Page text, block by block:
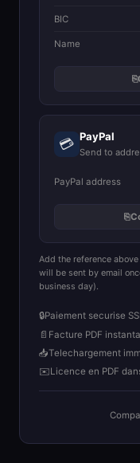
BIC
Name
⎘
💳 PayPal
Send to
PayPal address
⎘
Add the reference
will be sent by email
business day).
🔒Paiement securise
📄 Facture PDF
📥Telechargement
✉️Licence en PDF